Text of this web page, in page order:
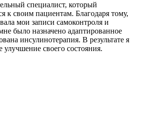
специалист, который
к своим пациентам. Благодаря тому,
мои записи самоконтроля и
было назначено адаптированное
инсулинотерапия. В результате я
улучшение своего состояния.